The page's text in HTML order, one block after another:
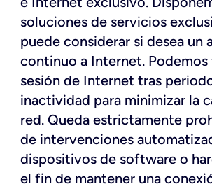
soluciones de servicios
puede considerar si desea un
continuo a Internet. Podemos
sesión de Internet tras
inactividad para minimizar la
red. Queda estrictamente
de intervenciones
dispositivos de software o
el fin de mantener una